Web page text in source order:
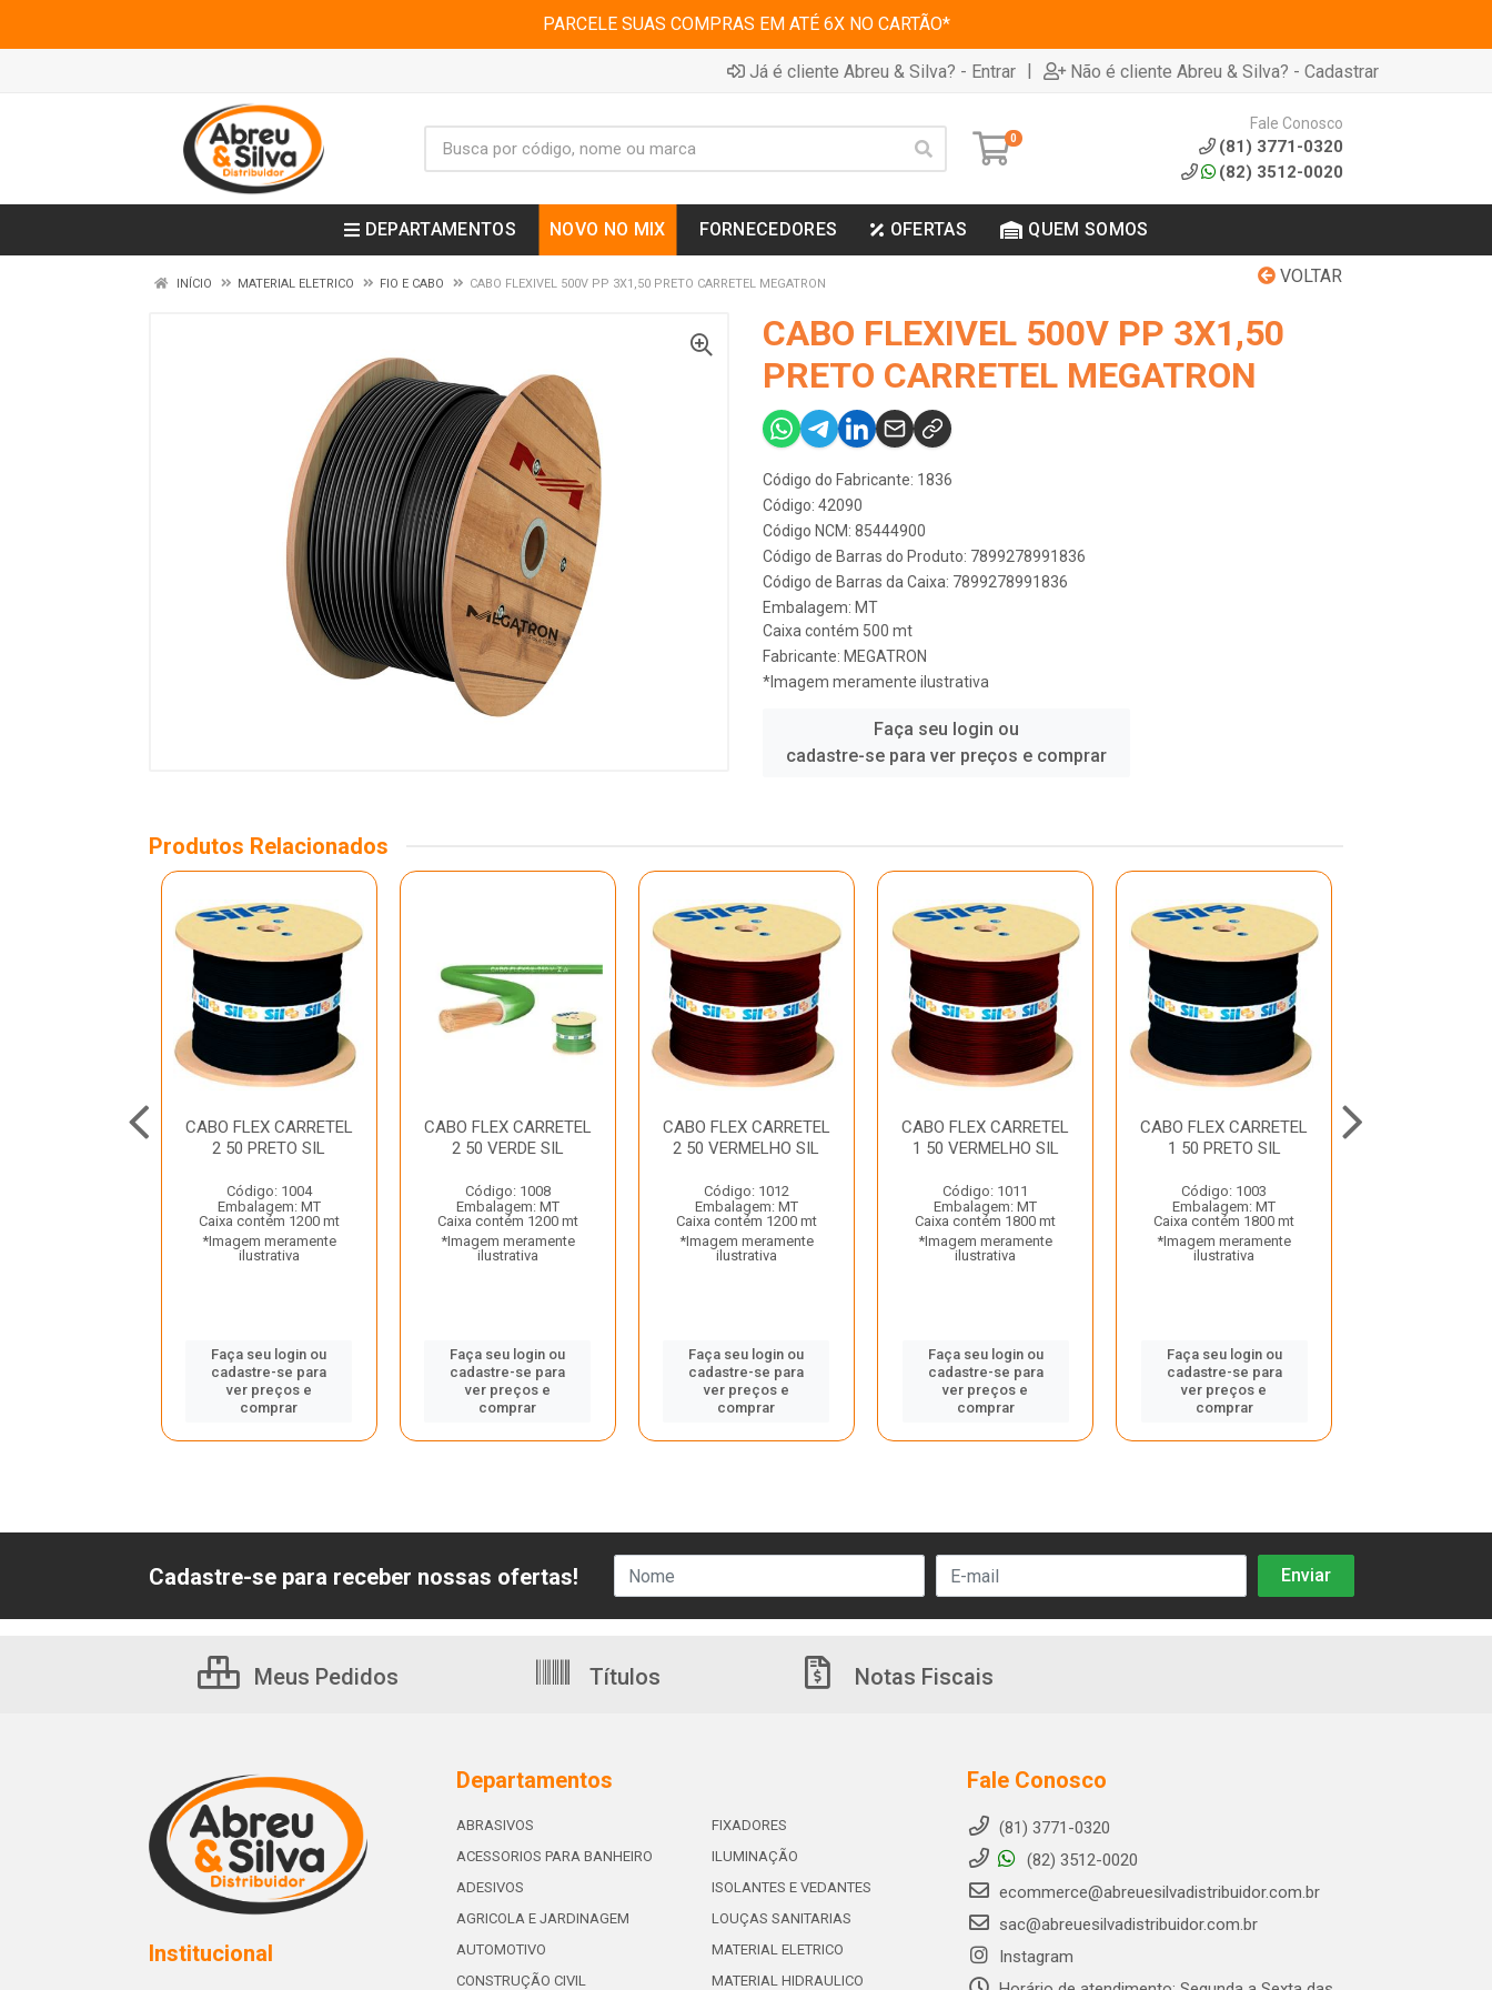
PARCELE SUAS COMPRAS EM ATÉ 6X NO CARTÃO*
Já é cliente Abreu & Silva? - Entrar | Não é cliente Abreu & Silva? - Cadastrar
0
Fale Conosco
(81) 3771-0320
(82) 3512-0020
DEPARTAMENTOS NOVO NO MIX FORNECEDORES OFERTAS QUEM SOMOS
VOLTAR
INÍCIO MATERIAL ELETRICO FIO E CABO CABO FLEXIVEL 500V PP 3X1,50 PRETO CARRETEL MEGATRON
CABO FLEXIVEL 500V PP 3X1,50
PRETO CARRETEL MEGATRON
Código do Fabricante: 1836
Código: 42090
Código NCM: 85444900
Código de Barras do Produto: 7899278991836
Código de Barras da Caixa: 7899278991836
Embalagem: MT
Caixa contém 500 mt
Fabricante: MEGATRON
*Imagem meramente ilustrativa
Faça seu login ou
cadastre-se para ver preços e comprar
Produtos Relacionados
CABO FLEX CARRETEL
2 50 PRETO SIL
Código: 1004
Embalagem: MT
Caixa contém 1200 mt
*Imagem meramente
ilustrativa
Faça seu login ou
cadastre-se para
ver preços e
comprar
CABO FLEX CARRETEL
2 50 VERDE SIL
Código: 1008
Embalagem: MT
Caixa contém 1200 mt
*Imagem meramente
ilustrativa
Faça seu login ou
cadastre-se para
ver preços e
comprar
CABO FLEX CARRETEL
2 50 VERMELHO SIL
Código: 1012
Embalagem: MT
Caixa contém 1200 mt
*Imagem meramente
ilustrativa
Faça seu login ou
cadastre-se para
ver preços e
comprar
CABO FLEX CARRETEL
1 50 VERMELHO SIL
Código: 1011
Embalagem: MT
Caixa contém 1800 mt
*Imagem meramente
ilustrativa
Faça seu login ou
cadastre-se para
ver preços e
comprar
CABO FLEX CARRETEL
1 50 PRETO SIL
Código: 1003
Embalagem: MT
Caixa contém 1800 mt
*Imagem meramente
ilustrativa
Faça seu login ou
cadastre-se para
ver preços e
comprar
Cadastre-se para receber nossas ofertas!
Meus Pedidos Títulos Notas Fiscais
Institucional
Departamentos
ABRASIVOS
ACESSORIOS PARA BANHEIRO
ADESIVOS
AGRICOLA E JARDINAGEM
AUTOMOTIVO
CONSTRUÇÃO CIVIL
FIXADORES
ILUMINAÇÃO
ISOLANTES E VEDANTES
LOUÇAS SANITARIAS
MATERIAL ELETRICO
MATERIAL HIDRAULICO
Fale Conosco
(81) 3771-0320
(82) 3512-0020
ecommerce@abreuesilvadistribuidor.com.br
sac@abreuesilvadistribuidor.com.br
Instagram